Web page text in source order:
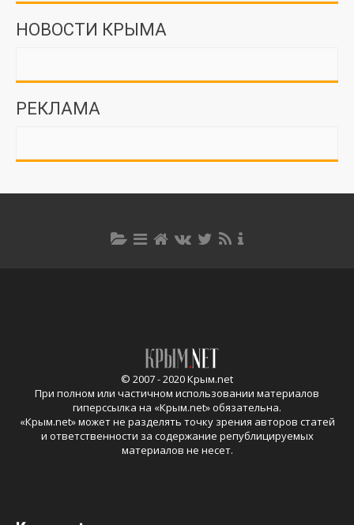
НОВОСТИ КРЫМА
РЕКЛАМА
© 2007 - 2020 Крым.net
При полном или частичном использовании материалов
гиперссылка на «Крым.net» обязательна.
«Крым.net» может не разделять точку зрения авторов статей
и ответственности за содержание републицируемых
материалов не несет.